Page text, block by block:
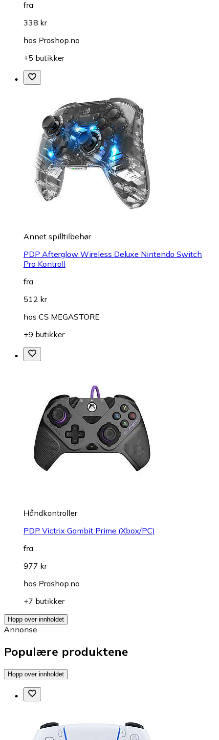
fra
338 kr
hos Proshop.no
+5 butikker
Annet spilltilbehør
PDP Afterglow Wireless Deluxe Nintendo Switch
Pro Kontroll
fra
512 kr
hos CS MEGASTORE
+9 butikker
Håndkontroller
PDP Victrix Gambit Prime (Xbox/PC)
fra
977 kr
hos Proshop.no
+7 butikker
Hopp over innholdet
Annonse
Populære produktene
Hopp over innholdet